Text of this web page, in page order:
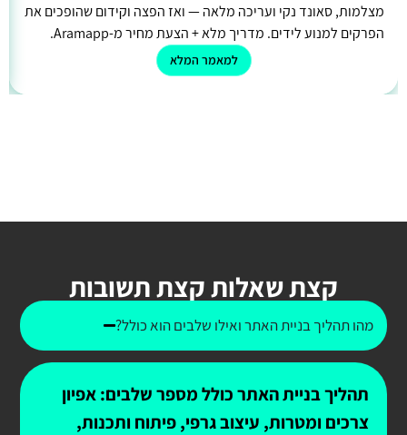
מצלמות, סאונד נקי ועריכה מלאה — ואז הפצה וקידום שהופכים את
הפרקים למנוע לידים. מדריך מלא + הצעת מחיר מ-Aramapp.
למאמר המלא
קצת שאלות קצת תשובות
מהו תהליך בניית האתר ואילו שלבים הוא כולל?
תהליך בניית האתר כולל מספר שלבים: אפיון
צרכים ומטרות, עיצוב גרפי, פיתוח ותכנות,